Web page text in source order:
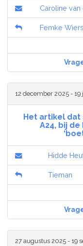
Caroline van
Femke
12 december 2025 -
Het artikel
A24, bij
Hidde
Tieman
27 augustus 2025 - 19